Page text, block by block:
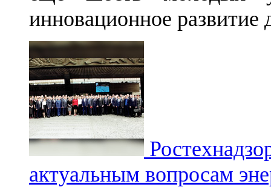
инновационное развитие
актуальным вопросам